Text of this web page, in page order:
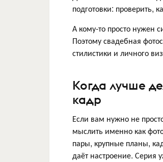
подготовки: проверить,
А кому-то просто нужен
Поэтому свадебная
стилистики и личного
Когда лучше
кадр
Если вам нужно не
мыслить именно как
пары, крупные планы,
даёт настроение. Серия